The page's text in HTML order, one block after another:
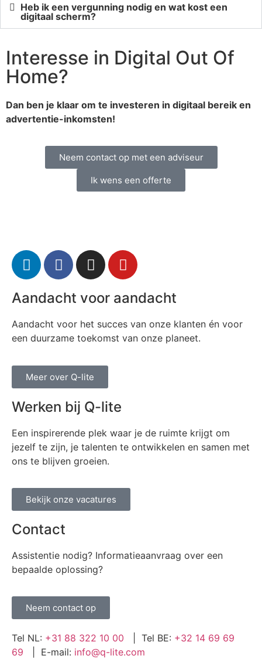
Heb ik een vergunning nodig en wat kost een
digitaal scherm?
Interesse in Digital Out Of
Home?
Dan ben je klaar om te investeren in digitaal bereik en
advertentie-inkomsten!
Neem contact op met een adviseur
Ik wens een offerte
Aandacht voor aandacht
Aandacht voor het succes van onze klanten én voor
een duurzame toekomst van onze planeet.
Meer over Q-lite
Werken bij Q-lite
Een inspirerende plek waar je de ruimte krijgt om
jezelf te zijn, je talenten te ontwikkelen en samen met
ons te blijven groeien.
Bekijk onze vacatures
Contact
Assistentie nodig? Informatieaanvraag over een
bepaalde oplossing?
Neem contact op
Tel NL: +31 88 322 10 00 | Tel BE: +32 14 69 69
69 | E-mail: info@q-lite.com